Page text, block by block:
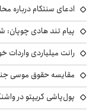
ادعای سنتکام درباره محاصره
پیام تند هادی چوپان:
رانت میلیاردی
مقایسه حقوق موسی
پول‌پاشی کریپتو در